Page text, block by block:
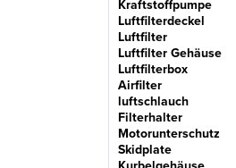
Kraftstoffpumpe
Luftfilterdeckel
Luftfilter
Luftfilter Gehäuse
Luftfilterbox
Airfilter
luftschlauch
Filterhalter
Motorunterschutz
Skidplate